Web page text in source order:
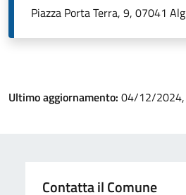
Piazza Porta Terra, 9, 07041
Ultimo aggiornamento: 04/12/
Contatta il Comune